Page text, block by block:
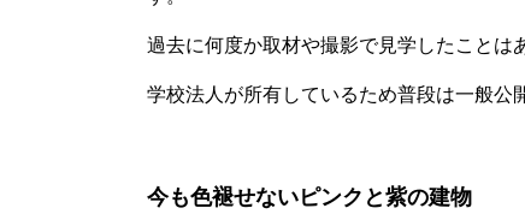
過去に何度か取材や撮影で見学したことは
学校法人が所有しているため普段は一般公
今も色褪せないピンクと紫の建物